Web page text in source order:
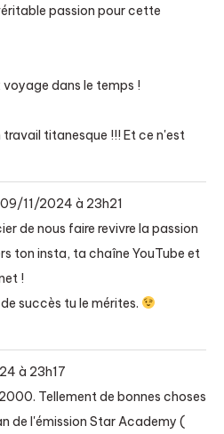
passion pour cette
dans le temps !
titanesque !!! Et ce n'est
09/11/2024 à 23h21
de nous faire revivre la passion
ton insta, ta chaîne YouTube et
!
succès tu le mérites.
à 23h17
Tellement de bonnes choses
de l'émission Star Academy (